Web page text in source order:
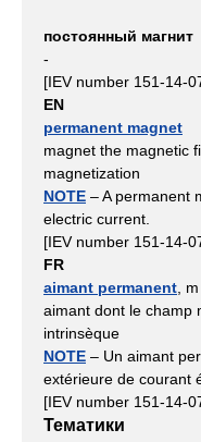
постоянный магнит
-
[IEV number 151-14-
EN
permanent magnet
magnet the magnetic
magnetization
NOTE – A permanent
electric current.
[IEV number 151-14-
FR
aimant permanent , m
aimant dont le champ
intrinsèque
NOTE – Un aimant
extérieure de courant
[IEV number 151-14-
Тематики